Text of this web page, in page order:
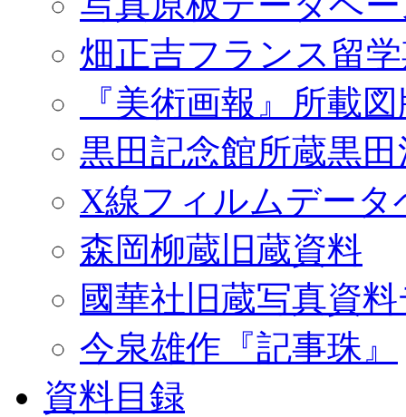
畑正吉フランス留
『美術画報』所載
黒田記念館所蔵黒
X線フィルムデータ
森岡柳蔵旧蔵資料
國華社旧蔵写真資
今泉雄作『記事珠』
資料目録